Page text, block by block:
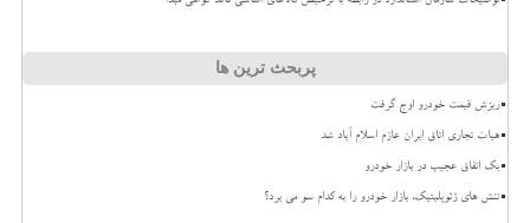
پربحث ترین ها
ریزش قیمت خودرو اوج گرفت
هیات تجاری اتاق ایران عازم اسلام آباد شد
بک اتفاق عجیب در بازار خودرو
تنش های ژئوپلیتیک، بازار خودرو را به کدام سو می برد؟